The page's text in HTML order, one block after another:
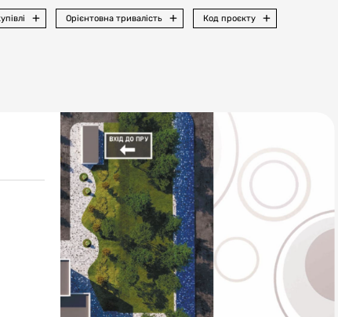
Орієнтовна тривалість Код проєкту